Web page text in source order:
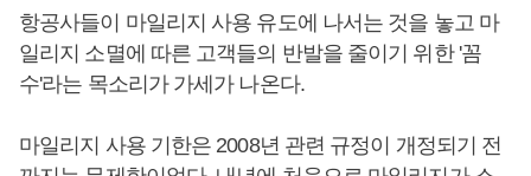
항공사들이 마일리지 사용 유도에 나서는 것을 놓고 마
일리지 소멸에 따른 고객들의 반발을 줄이기 위한 '꼼
수'라는 목소리가 가세가 나온다.
마일리지 사용 기한은 2008년 관련 규정이 개정되기 전